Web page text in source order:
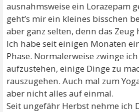
ausnahmsweise ein Lorazepam
geht’s mir ein kleines bisschen
aber ganz selten, denn das Zeug
Ich habe seit einigen Monaten
Phase. Normalerweise zwinge
aufzustehen, einige Dinge zu
rauszugehen. Auch mal zum
aber nicht alles auf einmal.
Seit ungefähr Herbst nehme ich